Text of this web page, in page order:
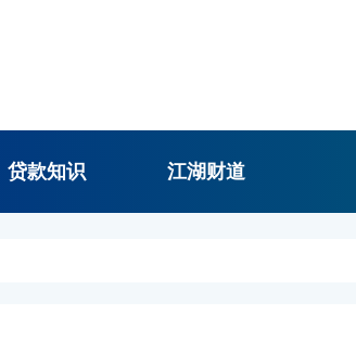
贷款知识 江湖财道